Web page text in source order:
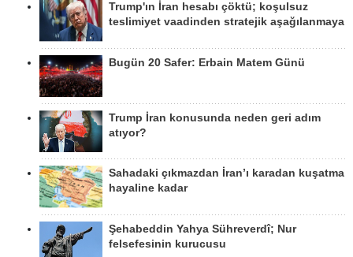
Trump'ın İran hesabı çöktü; koşulsuz
teslimiyet vaadinden stratejik aşağılanmaya
Bugün 20 Safer: Erbain Matem Günü
Trump İran konusunda neden geri adım
atıyor?
Sahadaki çıkmazdan İran’ı karadan kuşatma
hayaline kadar
Şehabeddin Yahya Sühreverdî; Nur
felsefesinin kurucusu